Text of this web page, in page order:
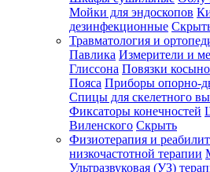
Мойки для эндоскопов
дезинфекционные
Травматология и
Павлика Измерители и
Глиссона Повязки
Пояса Приборы опорно-
Спицы для скелетного
Фиксаторы конечностей
Виленского Скрыть
Физиотерапия и
низкочастотной терапии
Ультразвуковая (УЗ)